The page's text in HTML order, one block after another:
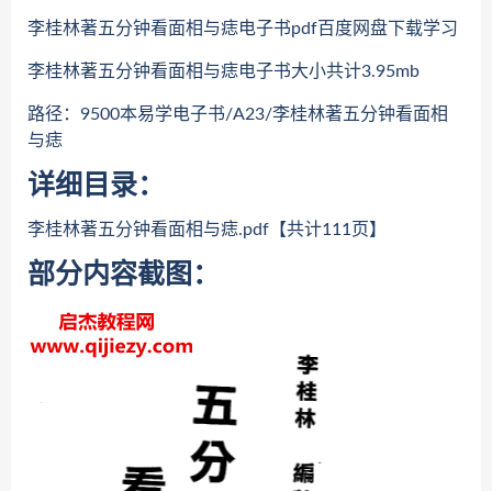
李桂林著五分钟看面相与痣电子书pdf百度网盘下载学习
李桂林著五分钟看面相与痣电子书大小共计3.95mb
路径：9500本易学电子书/A23/李桂林著五分钟看面相
与痣
详细目录：
李桂林著五分钟看面相与痣.pdf【共计111页】
部分内容截图：